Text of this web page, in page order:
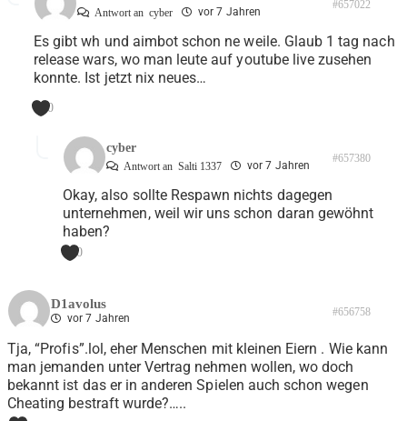
Antwort an cyber vor 7 Jahren
#657022
Es gibt wh und aimbot schon ne weile. Glaub 1 tag nach
release wars, wo man leute auf youtube live zusehen
konnte. Ist jetzt nix neues…
0
cyber
Antwort an Salti 1337 vor 7 Jahren
#657380
Okay, also sollte Respawn nichts dagegen
unternehmen, weil wir uns schon daran gewöhnt
haben?
0
D1avolus
vor 7 Jahren #656758
Tja, “Profis”.lol, eher Menschen mit kleinen Eiern . Wie kann
man jemanden unter Vertrag nehmen wollen, wo doch
bekannt ist das er in anderen Spielen auch schon wegen
Cheating bestraft wurde?…..